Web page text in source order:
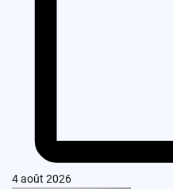
4 août 2026